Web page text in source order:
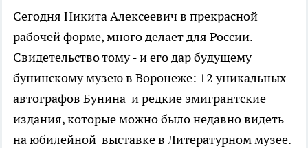
Сегодня Никита Алексеевич в прекрасной
рабочей форме, много делает для России.
Свидетельство тому - и его дар будущему
бунинскому музею в Воронеже: 12 уникальных
автографов Бунина и редкие эмигрантские
издания, которые можно было недавно видеть
на юбилейной выставке в Литературном музее.